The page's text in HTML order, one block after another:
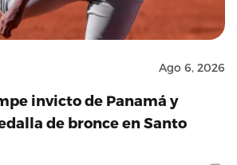
Ago 6, 2026
invicto de Panamá y
de bronce en Santo